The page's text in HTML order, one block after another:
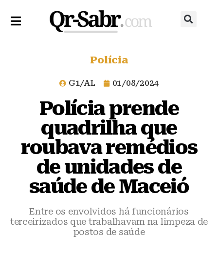
Polícia
G1/AL 01/08/2024
Polícia prende
quadrilha que
roubava remédios
de unidades de
saúde de Maceió
Entre os envolvidos há funcionários
terceirizados que trabalhavam na limpeza de
postos de saúde